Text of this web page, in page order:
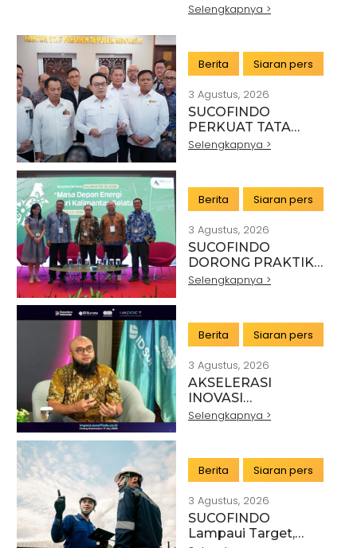
INDONESIA:
INDUSTRI
Selengkapnya >
Berita Siaran pers
3 Agustus, 2026
SUCOFINDO
PERKUAT TATA
KELOLA EKSPOR
DENGAN KSP DAN
DANANTARA
Selengkapnya >
Berita Siaran pers
3 Agustus, 2026
SUCOFINDO
DORONG PRAKTIK
PERTAMBANGAN
Selengkapnya >
Berita Siaran pers
3 Agustus, 2026
AKSELERASI
INOVASI
TEKNOLOGI,
TRANSFORMASI
LAYANAN TIC
TINGGI
Selengkapnya >
Berita Siaran pers
3 Agustus, 2026
SUCOFINDO
Lampaui Target,